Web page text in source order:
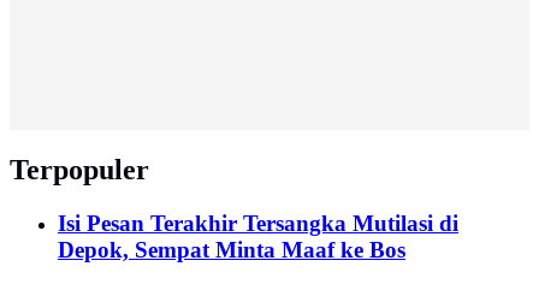
Terpopuler
Isi Pesan Terakhir Tersangka Mutilasi di
Depok, Sempat Minta Maaf ke Bos